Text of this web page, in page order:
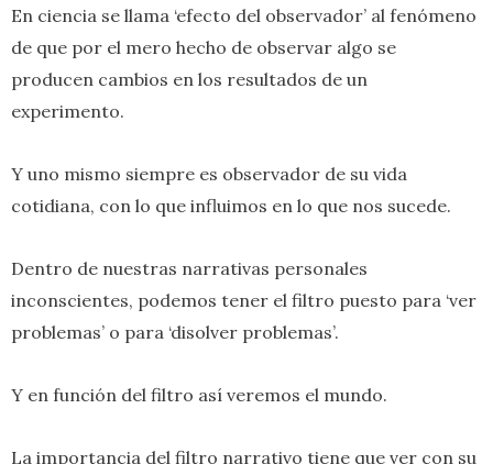
En ciencia se llama ‘efecto del observador’ al fenómeno
de que por el mero hecho de observar algo se
producen cambios en los resultados de un
experimento.
Y uno mismo siempre es observador de su vida
cotidiana, con lo que influimos en lo que nos sucede.
Dentro de nuestras narrativas personales
inconscientes, podemos tener el filtro puesto para ‘ver
problemas’ o para ‘disolver problemas’.
Y en función del filtro así veremos el mundo.
La importancia del filtro narrativo tiene que ver con su